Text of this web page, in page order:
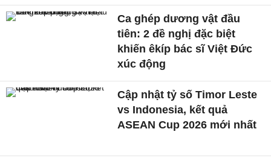
Ca ghép dương vật đầu
tiên: 2 đề nghị đặc biệt
khiến êkíp bác sĩ Việt Đức
xúc động
Cập nhật tỷ số Timor Leste
vs Indonesia, kết quả
ASEAN Cup 2026 mới nhất